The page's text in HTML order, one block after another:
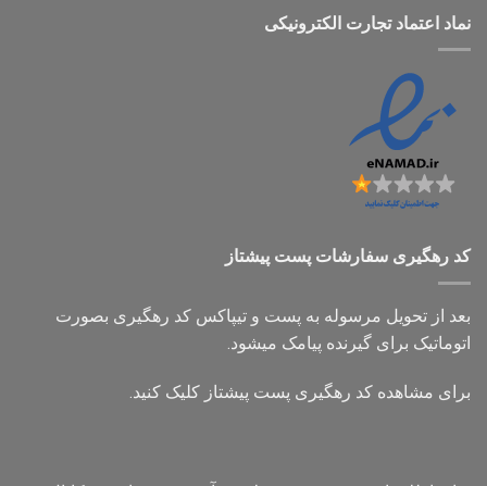
نماد اعتماد تجارت الكترونیكی
کد رهگیری سفارشات پست پیشتاز
بعد از تحویل مرسوله به پست و تیپاکس کد رهگیری بصورت
اتوماتیک برای گیرنده پیامک میشود.
برای مشاهده کد رهگیری پست پیشتاز کلیک کنید.